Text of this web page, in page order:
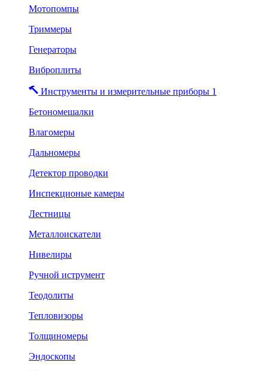
Мотопомпы
Триммеры
Генераторы
Виброплиты
Инструменты и измерительные приборы 1
Бетономешалки
Влагомеры
Дальномеры
Детектор проводки
Инспекционые камеры
Лестницы
Металлоискатели
Нивелиры
Ручной иструмент
Теодолиты
Тепловизоры
Толщиномеры
Эндоскопы